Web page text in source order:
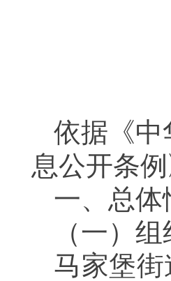
依据《中
息公开条例
一、总体
（一）
马家堡